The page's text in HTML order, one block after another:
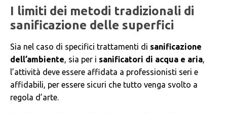
I limiti dei metodi tradizionali di
sanificazione delle superfici
Sia nel caso di specifici trattamenti di sanificazione
dell’ambiente, sia per i sanificatori di acqua e aria,
l’attività deve essere affidata a professionisti seri e
affidabili, per essere sicuri che tutto venga svolto a
regola d’arte.